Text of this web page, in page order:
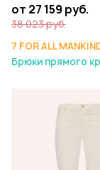
от 27 159 руб.
38 023 руб.
7 FOR ALL
Брюки прямого